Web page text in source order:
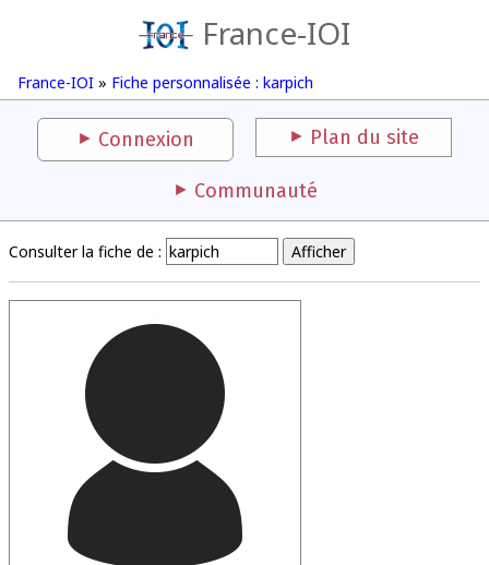
France-IOI
France-IOI » Fiche personnalisée : karpich
Connexion Plan du site
Communauté
Consulter la fiche de :